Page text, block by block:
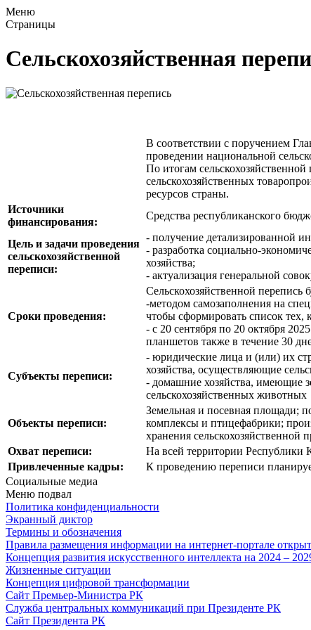
Меню
Страницы
Сельскохозяйственная
В соответствии с поручением
проведении национальной
По итогам
сельскохозяйственных
ресурсов страны.
Источники
финансирования:
Средства республиканского
Цель и задачи проведения
сельскохозяйственной
переписи:
- получение детализированной
- разработка социально-
хозяйства;
- актуализация генеральной
Сроки проведения:
Сельскохозяйственной перепись
-методом самозаполнения на
чтобы сформировать список тех,
- с 20 сентября по 20 октября
планшетов также в течение 30
Субъекты переписи:
- юридические лица и (или) их
хозяйства, осуществляющие
- домашние хозяйства, имеющие
сельскохозяйственных животных
Объекты переписи:
Земельная и посевная площади;
комплексы и птицефабрики;
хранения сельскохозяйственной
Охват переписи:
На всей территории Республики
Привлеченные кадры:
К проведению переписи
Социальные медиа
Меню подвал
Политика конфиденциальности
Экранный диктор
Термины и обозначения
Правила размещения информации на интернет-портале
Концепция развития искусственного интеллекта на 2024 –
Жизненные ситуации
Концепция цифровой трансформации
Сайт Премьер-Министра РК
Служба центральных коммуникаций при Президенте РК
Сайт Президента РК